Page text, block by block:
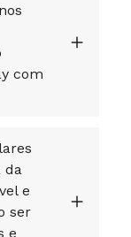
com
da
e
ser
e